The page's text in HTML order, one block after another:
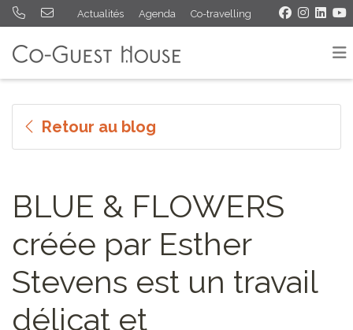
Actualités Agenda Co-travelling
Retour au blog
BLUE & FLOWERS
créée par Esther
Stevens est un travail
délicat et